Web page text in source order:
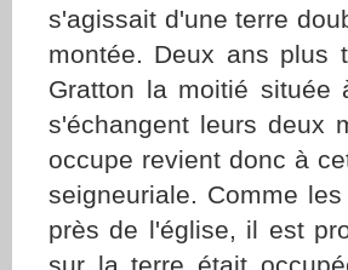
s'agissait d'une terre
montée. Deux ans plus
Gratton la moitié
s'échangent leurs deux
occupe revient donc à
seigneuriale. Comme
près de l'église, il est